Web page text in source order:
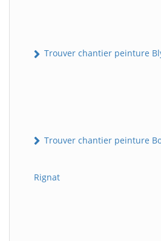
Trouver chantier peinture
Trouver chantier peinture
Rignat